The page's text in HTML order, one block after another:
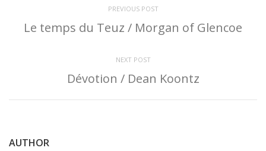
PREVIOUS POST
Le temps du Teuz / Morgan of Glencoe
NEXT POST
Dévotion / Dean Koontz
AUTHOR